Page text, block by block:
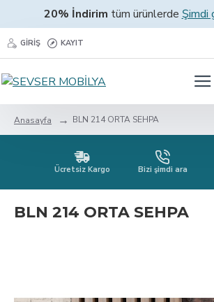
20% İndirim tüm ürünlerde Şimdi
GIRIŞ KAYIT
Anasayfa BLN 214 ORTA SEHPA
Ücretsiz Kargo Bizi şimdi ara
BLN 214 ORTA SEHPA